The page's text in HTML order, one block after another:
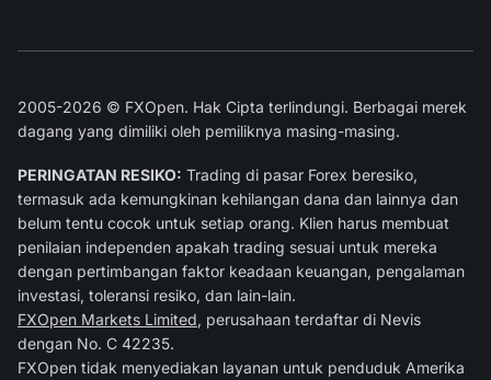
2005-2026 © FXOpen. Hak Cipta terlindungi. Berbagai merek
dagang yang dimiliki oleh pemiliknya masing-masing.
PERINGATAN RESIKO: Trading di pasar Forex beresiko,
termasuk ada kemungkinan kehilangan dana dan lainnya dan
belum tentu cocok untuk setiap orang. Klien harus membuat
penilaian independen apakah trading sesuai untuk mereka
dengan pertimbangan faktor keadaan keuangan, pengalaman
investasi, toleransi resiko, dan lain-lain.
FXOpen Markets Limited, perusahaan terdaftar di Nevis
dengan No. C 42235.
FXOpen tidak menyediakan layanan untuk penduduk Amerika